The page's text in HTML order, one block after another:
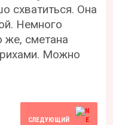
схватиться. Она
Немного
же, сметана
Можно
СЛЕДУЮЩИЙ